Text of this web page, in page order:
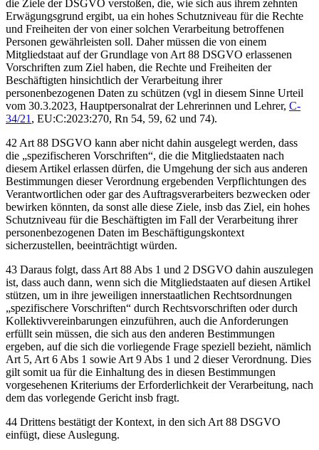
die Ziele der DSGVO verstoßen, die, wie sich aus ihrem zehnten
Erwägungsgrund ergibt, ua ein hohes Schutzniveau für die Rechte
und Freiheiten der von einer solchen Verarbeitung betroffenen
Personen gewährleisten soll. Daher müssen die von einem
Mitgliedstaat auf der Grundlage von Art 88 DSGVO erlassenen
Vorschriften zum Ziel haben, die Rechte und Freiheiten der
Beschäftigten hinsichtlich der Verarbeitung ihrer
personenbezogenen Daten zu schützen (vgl in diesem Sinne Urteil
vom 30.3.2023, Hauptpersonalrat der Lehrerinnen und Lehrer, C-
34/21 , EU:C:2023:270, Rn 54, 59, 62 und 74).
42 Art 88 DSGVO kann aber nicht dahin ausgelegt werden, dass
die „spezifischeren Vorschriften“, die die Mitgliedstaaten nach
diesem Artikel erlassen dürfen, die Umgehung der sich aus anderen
Bestimmungen dieser Verordnung ergebenden Verpflichtungen des
Verantwortlichen oder gar des Auftragsverarbeiters bezwecken oder
bewirken könnten, da sonst alle diese Ziele, insb das Ziel, ein hohes
Schutzniveau für die Beschäftigten im Fall der Verarbeitung ihrer
personenbezogenen Daten im Beschäftigungskontext
sicherzustellen, beeinträchtigt würden.
43 Daraus folgt, dass Art 88 Abs 1 und 2 DSGVO dahin auszulegen
ist, dass auch dann, wenn sich die Mitgliedstaaten auf diesen Artikel
stützen, um in ihre jeweiligen innerstaatlichen Rechtsordnungen
„spezifischere Vorschriften“ durch Rechtsvorschriften oder durch
Kollektivvereinbarungen einzuführen, auch die Anforderungen
erfüllt sein müssen, die sich aus den anderen Bestimmungen
ergeben, auf die sich die vorliegende Frage speziell bezieht, nämlich
Art 5, Art 6 Abs 1 sowie Art 9 Abs 1 und 2 dieser Verordnung. Dies
gilt somit ua für die Einhaltung des in diesen Bestimmungen
vorgesehenen Kriteriums der Erforderlichkeit der Verarbeitung, nach
dem das vorlegende Gericht insb fragt.
44 Drittens bestätigt der Kontext, in den sich Art 88 DSGVO
einfügt, diese Auslegung.